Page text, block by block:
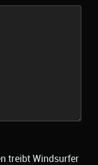
treibt Windsurfer